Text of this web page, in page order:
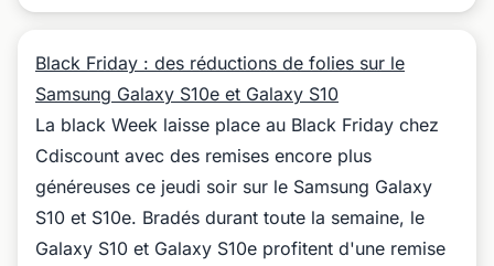
Black Friday : des réductions de folies sur le
Samsung Galaxy S10e et Galaxy S10
La black Week laisse place au Black Friday chez
Cdiscount avec des remises encore plus
généreuses ce jeudi soir sur le Samsung Galaxy
S10 et S10e. Bradés durant toute la semaine, le
Galaxy S10 et Galaxy S10e profitent d'une remise